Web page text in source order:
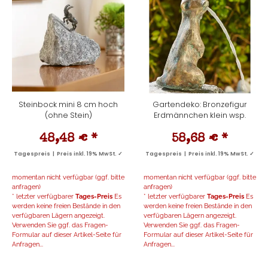
Steinbock mini 8 cm hoch
(ohne Stein)
48,48 € *
Tagespreis | Preis inkl. 19% MwSt. ✓
momentan nicht verfügbar (ggf. bitte
anfragen)
* letzter verfügbarer Tages-Preis Es
werden keine freien Bestände in den
verfügbaren Lägern angezeigt.
Verwenden Sie ggf. das Fragen-
Formular auf dieser Artikel-Seite für
Anfragen...
Gartendeko: Bronzefigur
Erdmännchen klein wsp.
58,68 € *
Tagespreis | Preis inkl. 19% MwSt. ✓
momentan nicht verfügbar (ggf. bitte
anfragen)
* letzter verfügbarer Tages-Preis Es
werden keine freien Bestände in den
verfügbaren Lägern angezeigt.
Verwenden Sie ggf. das Fragen-
Formular auf dieser Artikel-Seite für
Anfragen...